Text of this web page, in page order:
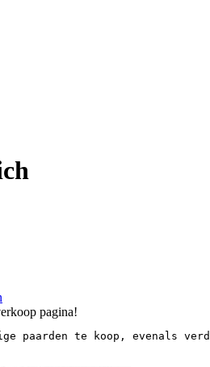
pagina!
paarden te koop, evenals